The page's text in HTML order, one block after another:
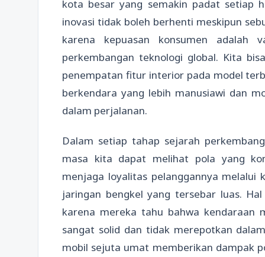
kota besar yang semakin padat setiap
inovasi tidak boleh berhenti meskipun
karena kepuasan konsumen adalah
perkembangan teknologi global. Kita
penempatan fitur interior pada model
berkendara yang lebih manusiawi dan
dalam perjalanan.
Dalam setiap tahap sejarah
masa kita dapat melihat pola yang
menjaga loyalitas pelanggannya melalui
jaringan bengkel yang tersebar luas.
karena mereka tahu bahwa kendaraan
sangat solid dan tidak merepotkan
mobil sejuta umat memberikan dampak